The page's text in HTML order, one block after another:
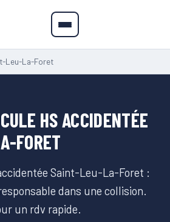
Leu-La-Foret
HS ACCIDENTÉE
FORET
Saint-Leu-La-Foret :
dans une collision.
un rdv rapide.